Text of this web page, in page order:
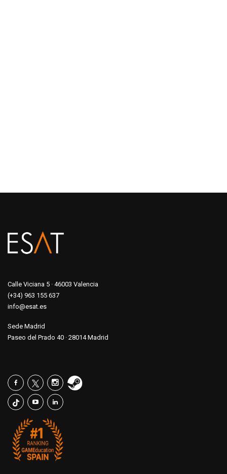
Calle Viciana 5 · 46003 Valencia
(+34) 963 155 637
info@esat.es
Sede Madrid
Paseo del Prado 40 · 28014 Madrid